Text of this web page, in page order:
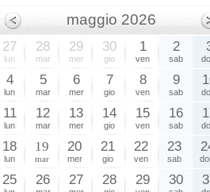
maggio 2026
27
lun
28
mar
29
mer
30
gio
1
ven
2
sab
4
lun
5
mar
6
mer
7
gio
8
ven
9
sab
11
lun
12
mar
13
mer
14
gio
15
ven
16
sab
18
lun
19
mar
20
mer
21
gio
22
ven
23
sab
25 26 27 28 29 30